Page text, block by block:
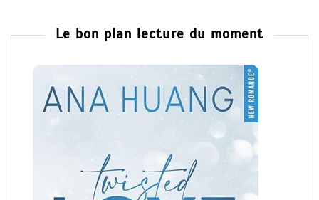
Le bon plan lecture du moment